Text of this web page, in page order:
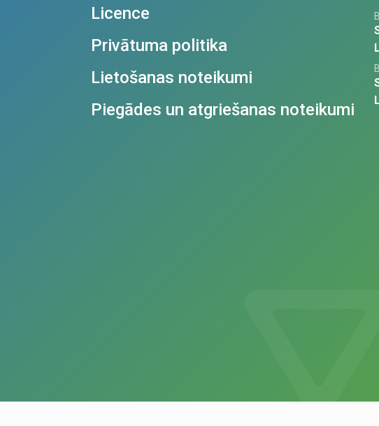
Licence
Privātuma politika
Lietošanas noteikumi
Piegādes un atgriešanas noteikumi